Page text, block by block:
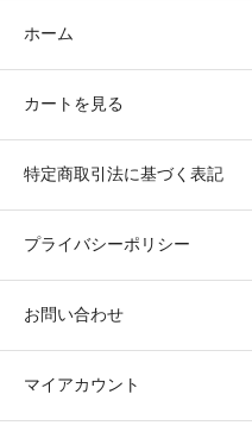
ホーム
カートを見る
特定商取引法に基づく表記
プライバシーポリシー
お問い合わせ
マイアカウント